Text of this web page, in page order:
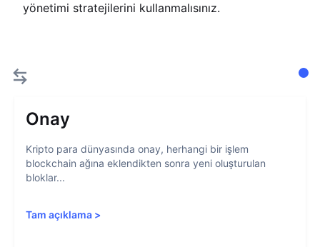
yönetimi stratejilerini kullanmalısınız.
Onay
Kripto para dünyasında onay, herhangi bir işlem
blockchain ağına eklendikten sonra yeni oluşturulan
bloklar...
Tam açıklama >